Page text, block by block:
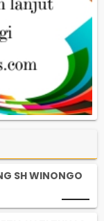
SH WINONGO